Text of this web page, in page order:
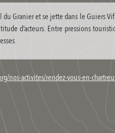
du Granier et se jette dans le
d’acteurs. Entre pressions
nos-activites/rendez-vous-en-